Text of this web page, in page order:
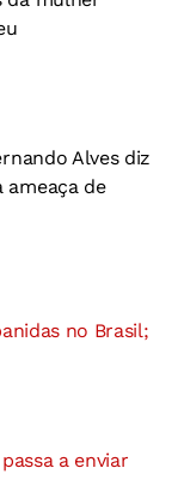
Alves diz
de
no Brasil;
a enviar